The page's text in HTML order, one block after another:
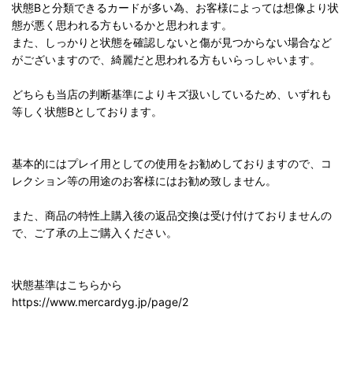
状態Bと分類できるカードが多い為、お客様によっては想像より状
態が悪く思われる方もいるかと思われます。
また、しっかりと状態を確認しないと傷が見つからない場合など
がございますので、綺麗だと思われる方もいらっしゃいます。
どちらも当店の判断基準によりキズ扱いしているため、いずれも
等しく状態Bとしております。
基本的にはプレイ用としての使用をお勧めしておりますので、コ
レクション等の用途のお客様にはお勧め致しません。
また、商品の特性上購入後の返品交換は受け付けておりませんの
で、ご了承の上ご購入ください。
状態基準はこちらから
https://www.mercardyg.jp/page/2